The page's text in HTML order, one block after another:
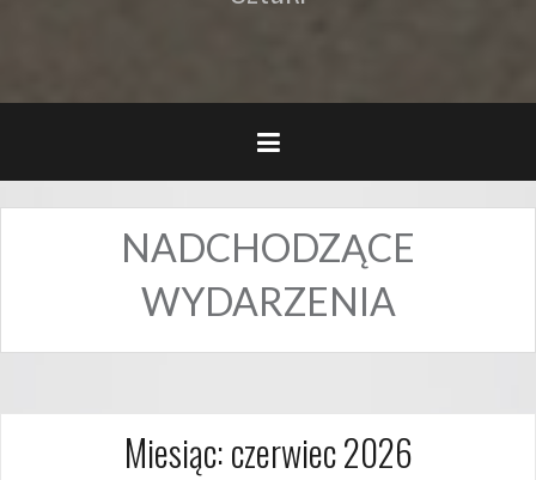
NADCHODZĄCE
WYDARZENIA
Miesiąc:czerwiec 2026